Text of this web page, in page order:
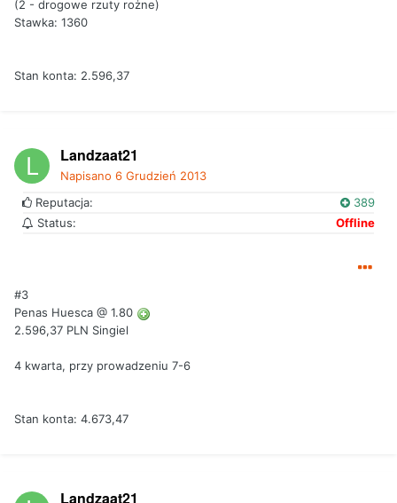
(2 - drogowe rzuty rożne)
Stawka: 1360
Stan konta: 2.596,37
Landzaat21
Napisano 6 Grudzień 2013
Reputacja:
389
Status:
Offline
#3
Penas Huesca @ 1.80
2.596,37 PLN Singiel
4 kwarta, przy prowadzeniu 7-6
Stan konta: 4.673,47
Landzaat21